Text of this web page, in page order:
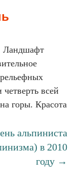
Ландшафт
всей
горы. Красота
альпиниста
в 2010
году →